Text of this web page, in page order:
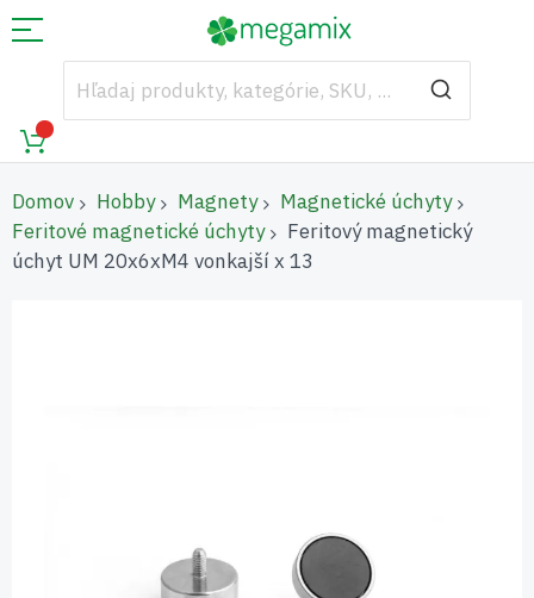
Domov Hobby Magnety
Magnetické úchyty
Feritové magnetické úchyty
Feritový magnetický
úchyt UM 20x6xM4 vonkajší x 13